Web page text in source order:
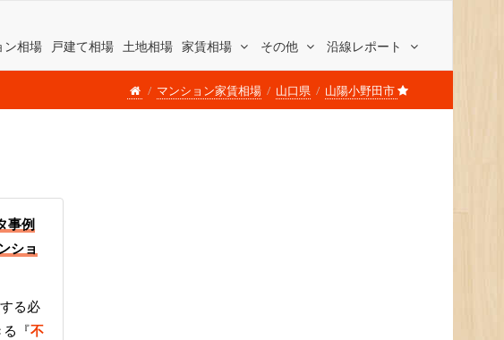
ン相場 戸建て相場 土地相場 家賃相場 その他 沿線レポート
マンション家賃相場 山口県 山陽小野田市
事例
ショ
する必
『不